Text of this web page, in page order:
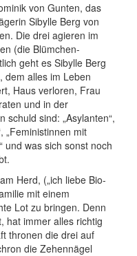
von Gunten, das
Sibylle Berg von
Die drei agieren im
(die Blümchen-
geht es Sibylle Berg
dem alles im Leben
Haus verloren, Frau
und in der
schuld sind: „Asylanten“,
„Feministinnen mit
und was sich sonst noch
Herd, („ich liebe Bio-
mit einem
Lot zu bringen. Denn
hat immer alles richtig
thronen die drei auf
die Zehennägel